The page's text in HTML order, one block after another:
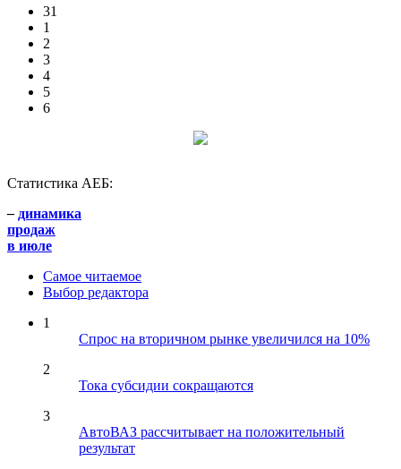
31
1
2
3
4
5
6
Статистика АЕБ:
– динамика
продаж
в июле
Самое читаемое
Выбор редактора
1
Спрос на вторичном рынке увеличился на 10%
2
Тока субсидии сокращаются
3
АвтоВАЗ рассчитывает на положительный
результат